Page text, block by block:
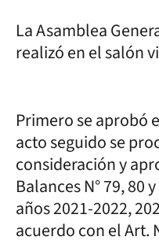
La Asamblea
realizó en el salón
Primero se aprobó
acto seguido se
consideración y
Balances N° 79, 80
años 2021-2022,
acuerdo con el Art.